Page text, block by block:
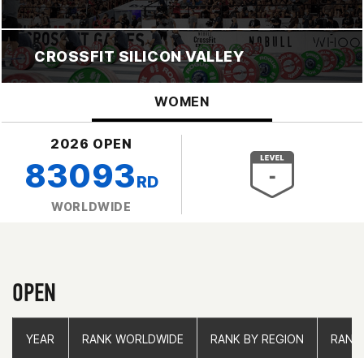
CROSSFIT SILICON VALLEY
WOMEN
2026 OPEN
83093RD
WORLDWIDE
OPEN
YEAR RANK WORLDWIDE RANK BY REGION
YEAR RANK WORLDWIDE RANK BY REGION